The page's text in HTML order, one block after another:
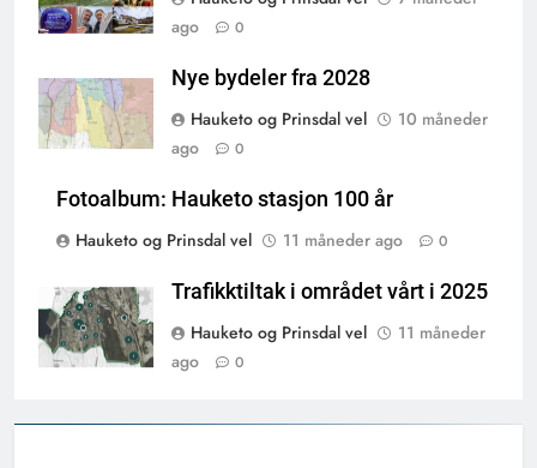
ago
0
Nye bydeler fra 2028
Hauketo og Prinsdal vel
10 måneder
ago
0
Fotoalbum: Hauketo stasjon 100 år
Hauketo og Prinsdal vel
11 måneder ago 0
Trafikktiltak i området vårt i 2025
Hauketo og Prinsdal vel
11 måneder
ago
0